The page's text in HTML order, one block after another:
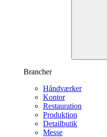
Brancher
Håndværker
Kontor
Restauration
Produktion
Detailbutik
Messe